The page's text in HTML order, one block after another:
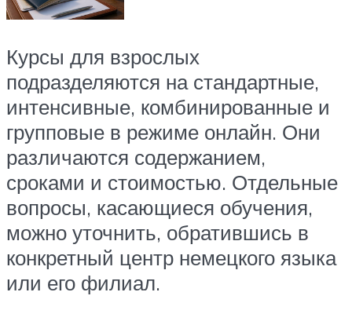
Курсы для взрослых
подразделяются на стандартные,
интенсивные, комбинированные и
групповые в режиме онлайн. Они
различаются содержанием,
сроками и стоимостью. Отдельные
вопросы, касающиеся обучения,
можно уточнить, обратившись в
конкретный центр немецкого языка
или его филиал.